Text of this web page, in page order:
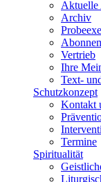
Aktuelle
Archiv
Vertrieb
Ihre
Text-
Schutzkonzept
Kontakt
Termine
Spiritualität